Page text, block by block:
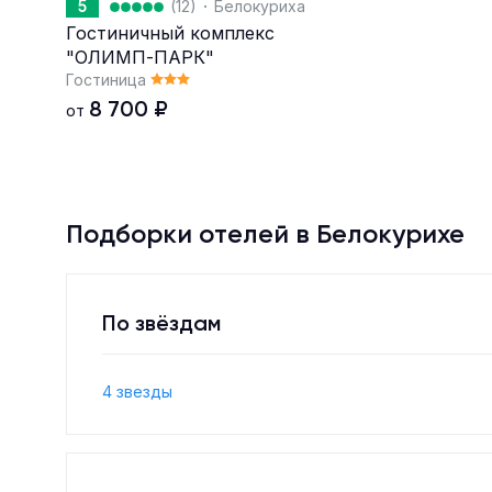
5 (12) · Белокуриха
Гостиничный комплекс
"ОЛИМП-ПАРК"
Гостиница
от 8 700 ₽
Подборки отелей в Белокурихе
По звёздам
4 звезды